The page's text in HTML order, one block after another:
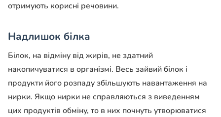
отримують корисні речовини.
Надлишок білка
Білок, на відміну від жирів, не здатний
накопичуватися в організмі. Весь зайвий білок і
продукти його розпаду збільшують навантаження на
нирки. Якщо нирки не справляються з виведенням
цих продуктів обміну, то в них почнуть утворюватися